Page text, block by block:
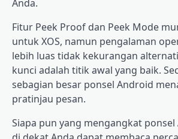
Anda.
Fitur Peek Proof dan Peek Mode
untuk XOS, namun pengalaman
lebih luas tidak kekurangan
kunci adalah titik awal yang baik.
sebagian besar ponsel Android
pratinjau pesan.
Siapa pun yang mengangkat